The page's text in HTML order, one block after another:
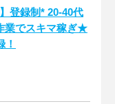
登録制* 20-40代
業でスキマ稼ぎ★
！